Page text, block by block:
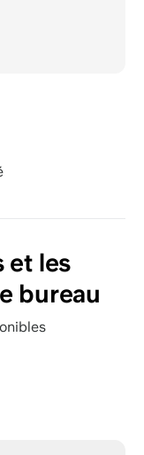
et les
bureau